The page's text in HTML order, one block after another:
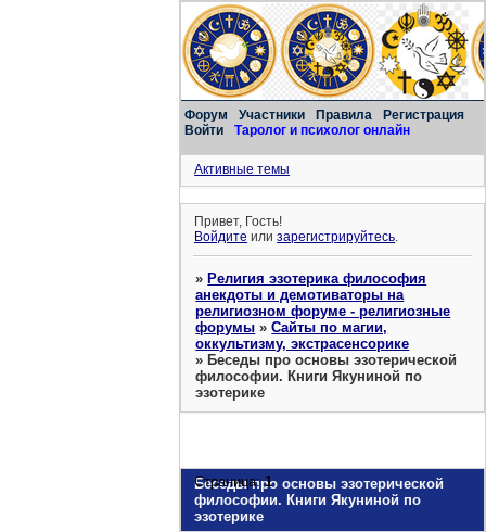
Форум Участники Правила
Регистрация
Войти
Таролог и психолог онлайн
Активные темы
Привет, Гость!
Войдите илизарегистрируйтесь.
»Религия эзотерика философия
анекдоты и демотиваторы на
религиозном форуме - религиозные
форумы »Сайты по магии,
оккультизму, экстрасенсорике
»Беседы про основы эзотерической
философии. Книги Якуниной по
эзотерике
Беседы про основы эзотерической
философии. Книги Якуниной по
эзотерике
Страница:1